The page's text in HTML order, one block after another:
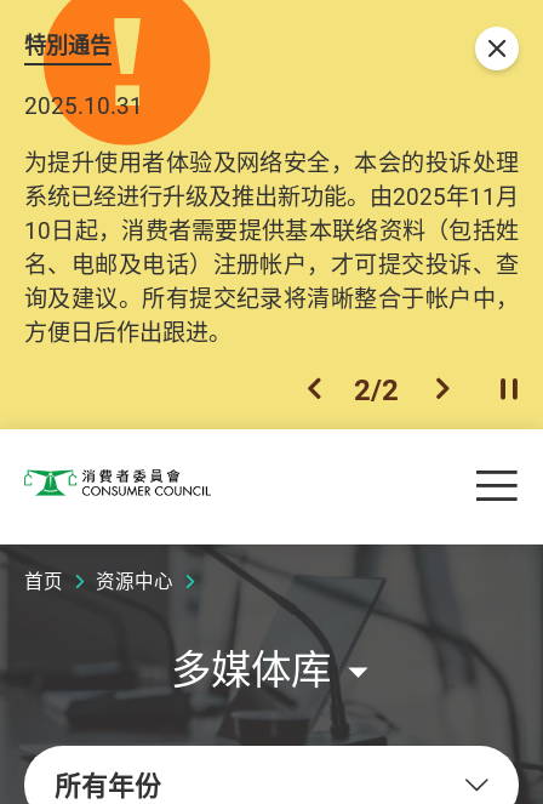
特別通告
2025.10.31
为提升使用者体验及网络安全，本会的投诉处理
系统已经进行升级及推出新功能。由2025年11月
10日起，消费者需要提供基本联络资料（包括姓
名、电邮及电话）注册帐户，才可提交投诉、查
询及建议。所有提交纪录将清晰整合于帐户中，
方便日后作出跟进。
上一个
2/2 下一个开
关闭
消费者委员会 目
首页 资源中心
多媒体库
所有年份